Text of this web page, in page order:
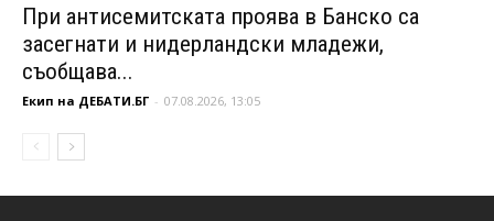
При антисемитската проява в Банско са
засегнати и нидерландски младежи,
съобщава...
Екип на ДЕБАТИ.БГ - 07.08.2026, 13:05